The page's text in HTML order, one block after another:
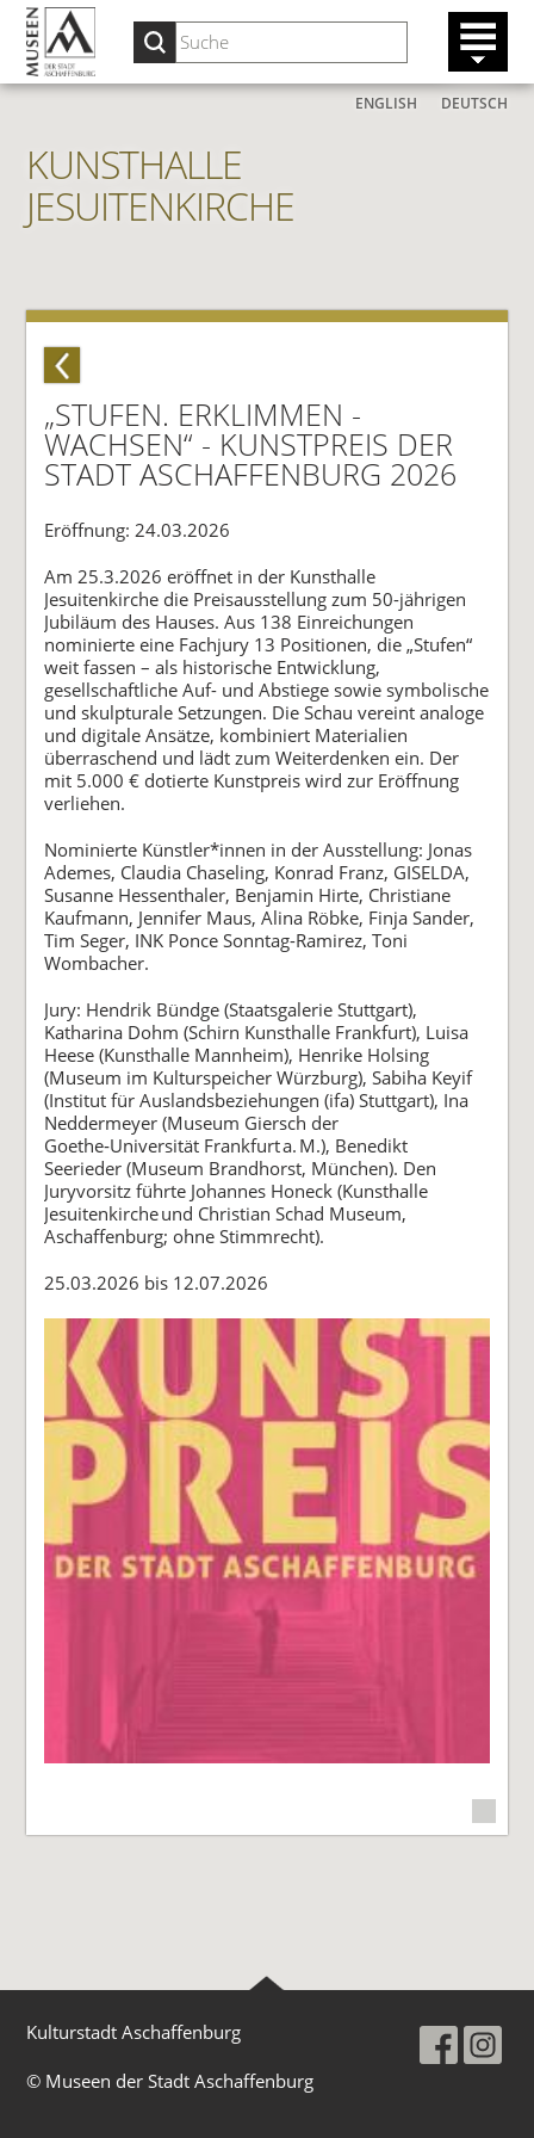
KUNSTHALLE
JESUITENKIRCHE
DEUTSCH
ENGLISH
„STUFEN. ERKLIMMEN -
WACHSEN“ - KUNSTPREIS DER
STADT ASCHAFFENBURG 2026
Eröffnung: 24.03.2026
Am 25.3.2026 eröffnet in der Kunsthalle
Jesuitenkirche die Preisausstellung zum 50-jährigen
Jubiläum des Hauses. Aus 138 Einreichungen
nominierte eine Fachjury 13 Positionen, die „Stufen“
weit fassen – als historische Entwicklung,
gesellschaftliche Auf- und Abstiege sowie symbolische
und skulpturale Setzungen. Die Schau vereint analoge
und digitale Ansätze, kombiniert Materialien
überraschend und lädt zum Weiterdenken ein. Der
mit 5.000 € dotierte Kunstpreis wird zur Eröffnung
verliehen.
Nominierte Künstler*innen in der Ausstellung: Jonas
Ademes, Claudia Chaseling, Konrad Franz, GISELDA,
Susanne Hessenthaler, Benjamin Hirte, Christiane
Kaufmann, Jennifer Maus, Alina Röbke, Finja Sander,
Tim Seger, INK Ponce Sonntag-Ramirez, Toni
Wombacher.
Jury: Hendrik Bündge (Staatsgalerie Stuttgart),
Katharina Dohm (Schirn Kunsthalle Frankfurt), Luisa
Heese (Kunsthalle Mannheim), Henrike Holsing
(Museum im Kulturspeicher Würzburg), Sabiha Keyif
(Institut für Auslandsbeziehungen (ifa) Stuttgart), Ina
Neddermeyer (Museum Giersch der
Goethe‑Universität Frankfurt a. M.), Benedikt
Seerieder (Museum Brandhorst, München). Den
Juryvorsitz führte Johannes Honeck (Kunsthalle
Jesuitenkirche und Christian Schad Museum,
Aschaffenburg; ohne Stimmrecht).
25.03.2026 bis 12.07.2026
Kulturstadt Aschaffenburg
© Museen der Stadt Aschaffenburg